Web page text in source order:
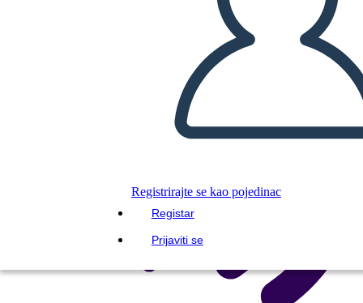
Registrirajte se kao pojedinac
Registar
Prijaviti se